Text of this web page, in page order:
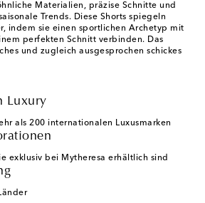
Materialien, präzise Schnitte und
Trends. Diese Shorts spiegeln
indem sie einen sportlichen Archetyp mit
perfekten Schnitt verbinden. Das
und zugleich ausgesprochen schickes
Luxury
als 200 internationalen Luxusmarken
exklusiv bei Mytheresa erhältlich sind